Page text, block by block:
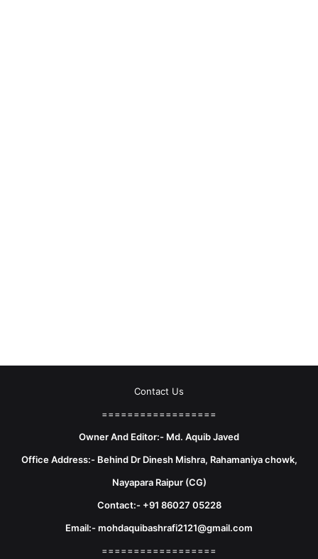
Contact Us
==================
Owner And Editor:- Md. Aquib Javed
Office Address:- Behind Dr Dinesh Mishra, Rahamaniya chowk,
Nayapara Raipur (CG)
Contact:- +91 86027 05228
Email:- mohdaquibashrafi2121@gmail.com
==================